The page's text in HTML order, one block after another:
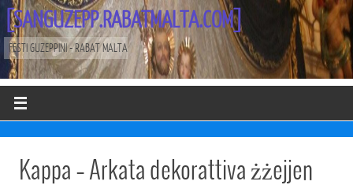
[SANGUZEPP.RABATMALTA.COM]
FESTI GUZEPPINI - RABAT MALTA
Kappa – Arkata dekorattiva żżejjen